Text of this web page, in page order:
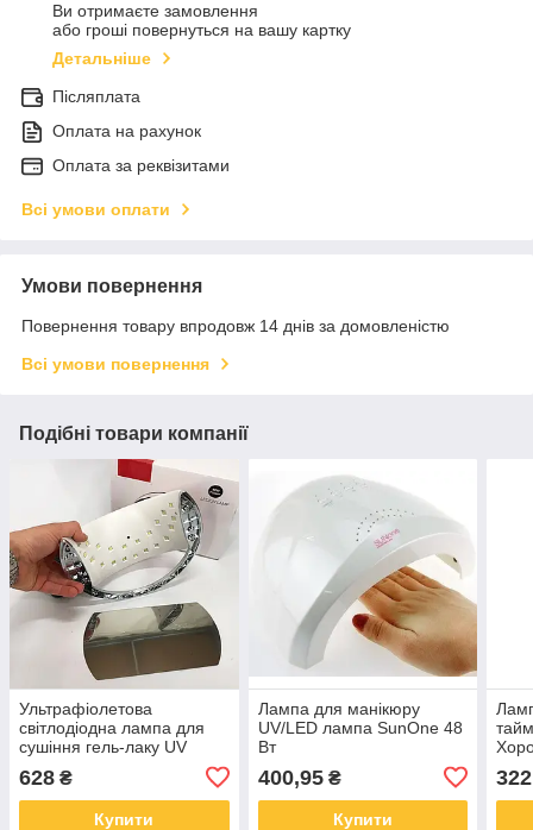
Ви отримаєте замовлення
або гроші повернуться на вашу картку
Детальніше
Післяплата
Оплата на рахунок
Оплата за реквізитами
Всі умови оплати
Умови повернення
Повернення товару впродовж 14 днів за домовленістю
Всі умови повернення
Подібні товари компанії
Ультрафіолетова
світлодіодна лампа для
сушіння гель-лаку UV
уф лампа для нігтів LB-75
628 ₴
Купити
Лампа для манікюру
UV/LED лампа SunOne 48
Вт
400,95₴
Купити
322